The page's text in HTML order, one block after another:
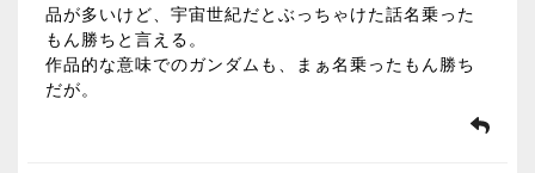
品が多いけど、宇宙世紀だとぶっちゃけた話名乗った
もん勝ちと言える。
作品的な意味でのガンダムも、まぁ名乗ったもん勝ち
だが。